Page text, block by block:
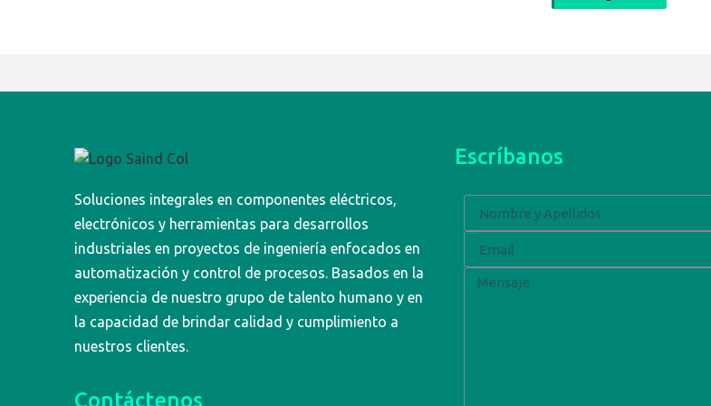
Soluciones integrales en componentes eléctricos,
electrónicos y herramientas para desarrollos
industriales en proyectos de ingeniería enfocados en
automatización y control de procesos. Basados en la
experiencia de nuestro grupo de talento humano y en
la capacidad de brindar calidad y cumplimiento a
nuestros clientes.
Contáctenos
Escríbanos